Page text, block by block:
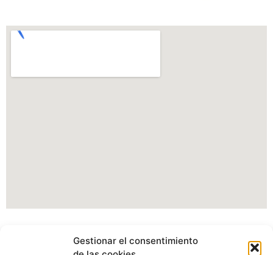
Gestionar el consentimiento
Información Portal web Ayuntamiento de